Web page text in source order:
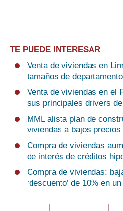
TE PUEDE INTERESAR
Venta de viviendas en
tamaños de
Venta de viviendas en el
sus principales drivers
MML alista plan de
viviendas a bajos precios
Compra de viviendas
de interés de créditos
Compra de viviendas:
‘descuento’ de 10% en